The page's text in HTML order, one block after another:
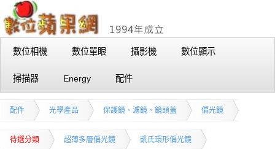
數位相機 數位單眼 攝影機 數位顯示
掃描器 Energy 配件
配件 光學產品 保護鏡、濾鏡、鏡頭蓋 偏光鏡
待選分類 超薄多層偏光鏡 凱氏環形偏光鏡